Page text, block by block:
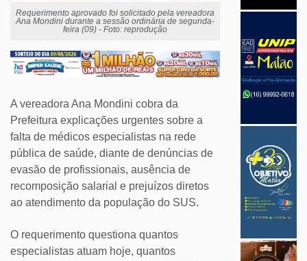
Requerimento aprovado foi solicitado pela vereadora
Ana Mondini durante a sessão ordinária de segunda-
feira (09) - Foto: reprodução
A vereadora Ana Mondini cobra da
Prefeitura explicações urgentes sobre a
falta de médicos especialistas na rede
pública de saúde, diante de denúncias de
evasão de profissionais, ausência de
recomposição salarial e prejuízos diretos
ao atendimento da população do SUS.
O requerimento questiona quantos
especialistas atuam hoje, quantos